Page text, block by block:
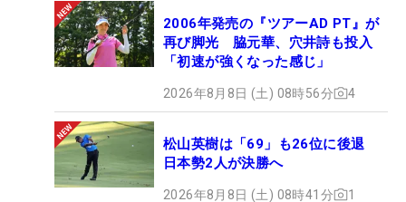
2006年発売の『ツアーAD PT』が
再び脚光 脇元華、穴井詩も投入
「初速が強くなった感じ」
2026年8月8日 (土) 08時56分 4
松山英樹は「69」も26位に後退
日本勢2人が決勝へ
2026年8月8日 (土) 08時41分 1